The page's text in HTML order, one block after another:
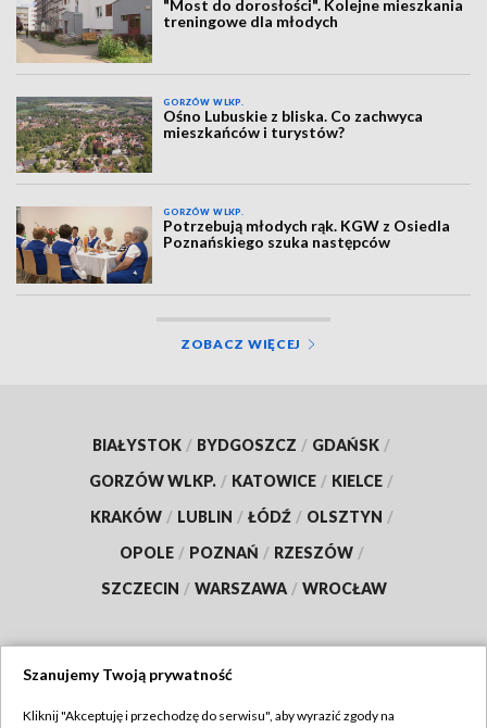
"Most do dorosłości". Kolejne mieszkania
treningowe dla młodych
GORZÓW WLKP.
Ośno Lubuskie z bliska. Co zachwyca
mieszkańców i turystów?
GORZÓW WLKP.
Potrzebują młodych rąk. KGW z Osiedla
Poznańskiego szuka następców
ZOBACZ WIĘCEJ
BIAŁYSTOK / BYDGOSZCZ / GDAŃSK /
GORZÓW WLKP. / KATOWICE / KIELCE /
KRAKÓW / LUBLIN / ŁÓDŹ / OLSZTYN /
OPOLE / POZNAŃ / RZESZÓW /
SZCZECIN / WARSZAWA / WROCŁAW
Szanujemy Twoją prywatność
Kliknij "Akceptuję i przechodzę do serwisu", aby wyrazić zgody na